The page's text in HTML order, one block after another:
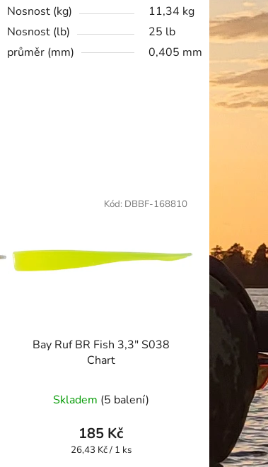
Nosnost (kg)
11,34 kg
Nosnost (lb)
25 lb
průměr (mm)
0,405 mm
Bay Ruf BR Fish 3,3" S038
Chart
Skladem (5 balení)
185 Kč
Měrná
26,43 Kč / 1 ks
Kód: DBBF-168810